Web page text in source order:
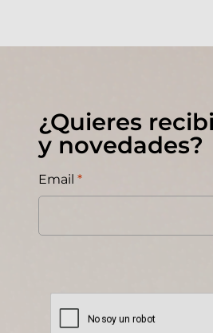
¿Quieres
y novedades?
Email *